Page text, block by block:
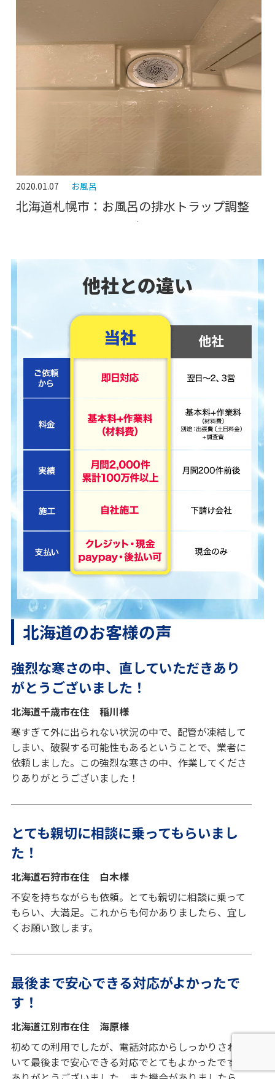
2020.01.07 お風呂
北海道札幌市：お風呂の排水トラップ調整
他社との違い
北海道のお客様の声
強烈な寒さの中、直していただきあり
がとうございました！
北海道千歳市在住 稲川様
寒すぎて外に出られない状況の中で、配管が凍結して
しまい、破裂する可能性もあるということで、業者に
依頼しました。この強烈な寒さの中、作業してくださ
りありがとうございました！
とても親切に相談に乗ってもらいまし
た！
北海道石狩市在住 白木様
不安を持ちながらも依頼。とても親切に相談に乗って
もらい、大満足。これからも何かありましたら、宜し
くお願い致します。
最後まで安心できる対応がよかったで
す！
北海道江別市在住 海原様
初めての利用でしたが、電話対応からしっかりされて
いて最後まで安心できる対応でとてもよかったです。